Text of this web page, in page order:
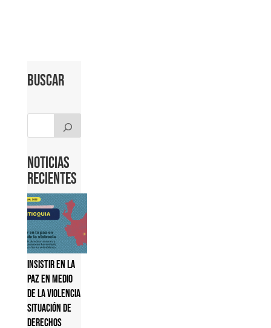
Buscar
Noticias
Recientes
Insistir en la
paz en medio
de la violencia
Situación de
derechos